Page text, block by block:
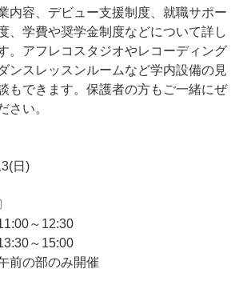
内容、デビュー支援制度、就職サポー
、学費や奨学金制度などについて詳し
。アフレコスタジオやレコーディング
ンスレッスンルームなど学内設備の見
もできます。保護者の方もご一緒にぜ
さい。
日)
～12:30
～15:00
前の部のみ開催